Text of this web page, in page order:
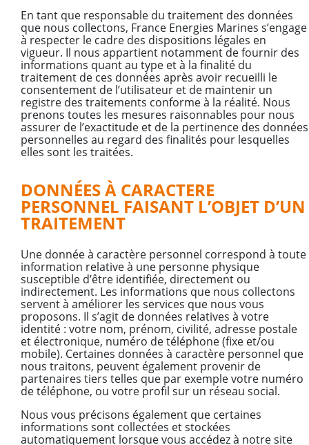
En tant que responsable du traitement des données
que nous collectons, France Energies Marines s’engage
à respecter le cadre des dispositions légales en
vigueur. Il nous appartient notamment de fournir des
informations quant au type et à la finalité du
traitement de ces données après avoir recueilli le
consentement de l’utilisateur et de maintenir un
registre des traitements conforme à la réalité. Nous
prenons toutes les mesures raisonnables pour nous
assurer de l’exactitude et de la pertinence des données
personnelles au regard des finalités pour lesquelles
elles sont les traitées.
DONNÉES À CARACTERE
PERSONNEL FAISANT L’OBJET D’UN
TRAITEMENT
Une donnée à caractère personnel correspond à toute
information relative à une personne physique
susceptible d’être identifiée, directement ou
indirectement. Les informations que nous collectons
servent à améliorer les services que nous vous
proposons. Il s’agit de données relatives à votre
identité : votre nom, prénom, civilité, adresse postale
et électronique, numéro de téléphone (fixe et/ou
mobile). Certaines données à caractère personnel que
nous traitons, peuvent également provenir de
partenaires tiers telles que par exemple votre numéro
de téléphone, ou votre profil sur un réseau social.
Nous vous précisons également que certaines
informations sont collectées et stockées
automatiquement lorsque vous accédez à notre site